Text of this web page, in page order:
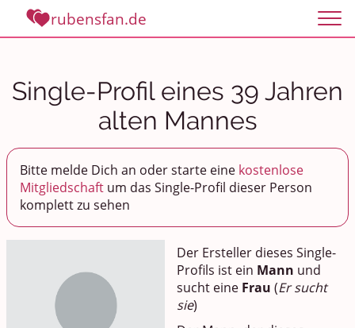
rubensfan.de
Single-Profil eines 39 Jahren
alten Mannes
Bitte melde Dich an oder starte eine kostenlose
Mitgliedschaft um das Single-Profil dieser Person
komplett zu sehen
Der Ersteller dieses Single-
Profils ist ein Mann und
sucht eine Frau (Er sucht
sie)